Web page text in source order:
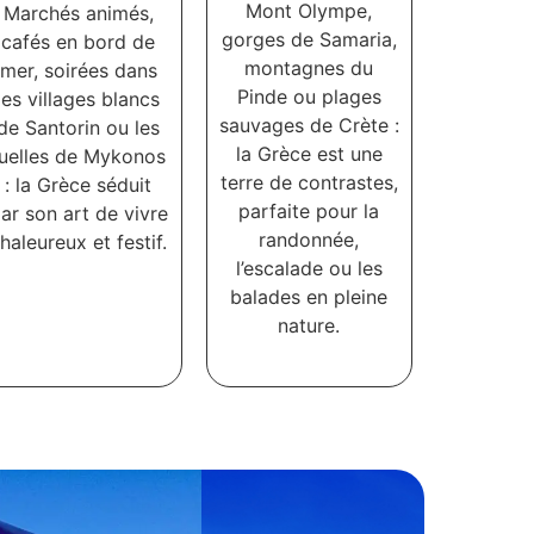
Marchés animés,
cafés en bord de
mer, soirées dans
villages blancs
Santorin ou les
de Mykonos
: la Grèce séduit
son art de vivre
et festif.
Mont Olympe,
gorges de Samaria,
montagnes du
Pinde ou plages
sauvages de Crète :
la Grèce est une
terre de contrastes,
parfaite pour la
randonnée,
l’escalade ou les
balades en pleine
nature.